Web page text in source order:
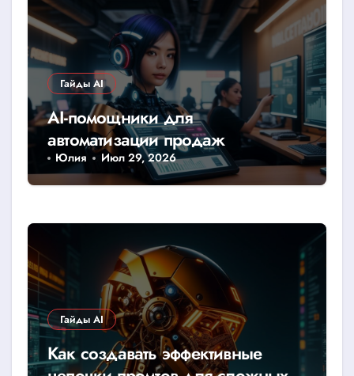
Гайды AI
AI-помощники для
автоматизации продаж
Юлия Июл 29, 2026
Гайды AI
Как создавать эффективные